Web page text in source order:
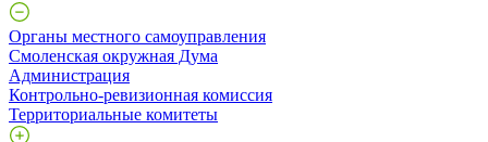
Органы местного самоуправления
Смоленская окружная Дума
Администрация
Контрольно-ревизионная комиссия
Территориальные комитеты